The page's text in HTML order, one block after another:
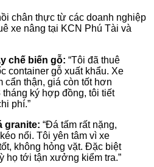
chân thực từ các doanh nghiệp
xe nâng tại KCN Phú Tài và
chế biến gỗ: “Tôi đã thuê
container gỗ xuất khẩu. Xe
cẩn thận, giá còn tốt hơn
ký hợp đồng, tôi tiết
phí.”
granite: “Đá tấm rất nặng,
nổi. Tôi yên tâm vì xe
không hỏng vặt. Đặc biệt
họ tới tận xưởng kiểm tra.”